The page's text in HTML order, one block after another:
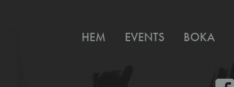
HEM EVENTS BOKA